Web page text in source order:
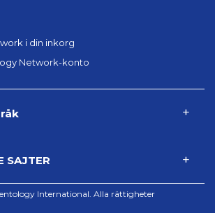
i din inkorg
Network-konto
SAJTER
International. Alla rättigheter